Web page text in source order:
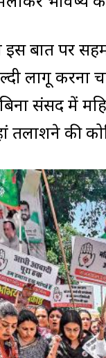
बात पर
लागू करना
संसद में
तलाशने की